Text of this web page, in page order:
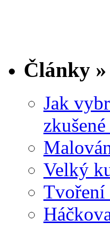
Články
Jak
Velký
Tvoření